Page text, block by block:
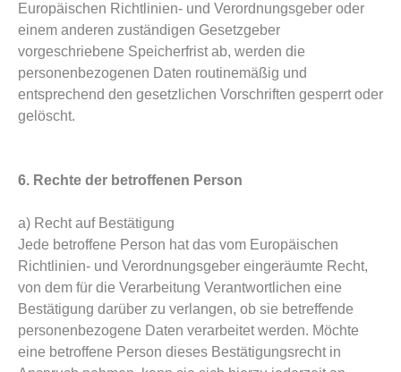
Europäischen Richtlinien- und Verordnungsgeber oder
einem anderen zuständigen Gesetzgeber
vorgeschriebene Speicherfrist ab, werden die
personenbezogenen Daten routinemäßig und
entsprechend den gesetzlichen Vorschriften gesperrt oder
gelöscht.
6. Rechte der betroffenen Person
a) Recht auf Bestätigung
Jede betroffene Person hat das vom Europäischen
Richtlinien- und Verordnungsgeber eingeräumte Recht,
von dem für die Verarbeitung Verantwortlichen eine
Bestätigung darüber zu verlangen, ob sie betreffende
personenbezogene Daten verarbeitet werden. Möchte
eine betroffene Person dieses Bestätigungsrecht in